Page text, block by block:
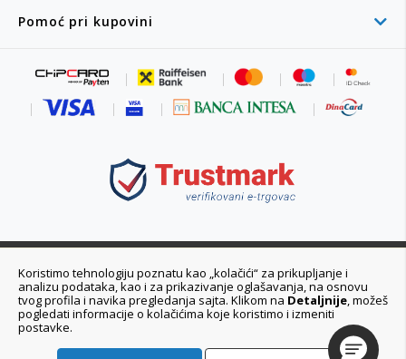
Pomoć pri kupovini
011 6355 550
Ponedeljak - Petak 08:00 - 20:00h
Koristimo tehnologiju poznatu kao „kolačići“ za prikupljanje i
analizu podataka, kao i za prikazivanje oglašavanja, na osnovu
tvog profila i navika pregledanja sajta. Klikom na Detaljnije, možeš
pogledati informacije o kolačićima koje koristimo i izmeniti
postavke.